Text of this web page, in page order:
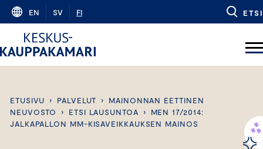
Skip
content
EN SV FI ETSI
ETUSIVU › PALVELUT ›
MAINONNAN EETTINEN
NEUVOSTO
› ETSI LAUSUNTOA ›
MEN 17/2014:
JALKAPALLON MM-KISAVEIKKAUKSEN MAINOS